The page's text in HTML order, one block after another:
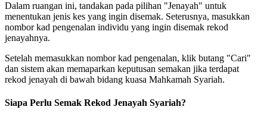
Dalam ruangan ini, tandakan pada pilihan "Jenayah" untuk
menentukan jenis kes yang ingin disemak. Seterusnya, masukkan
nombor kad pengenalan individu yang ingin disemak rekod
jenayahnya.
Setelah memasukkan nombor kad pengenalan, klik butang "Cari"
dan sistem akan memaparkan keputusan semakan jika terdapat
rekod jenayah di bawah bidang kuasa Mahkamah Syariah.
Siapa Perlu Semak Rekod Jenayah Syariah?